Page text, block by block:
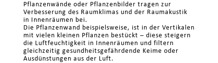
Pflanzenwände oder Pflanzenbilder tragen zur
Verbesserung des Raumklimas und der Raumakustik
in Innenräumen bei.
Die Pflanzenwand beispielsweise, ist in der Vertikalen
mit vielen kleinen Pflanzen bestückt – diese steigern
die Luftfeuchtigkeit in Innenräumen und filtern
gleichzeitig gesundheitsgefährdende Keime oder
Ausdünstungen aus der Luft.